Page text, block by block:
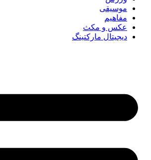
موسیقی
مفاهیم
عکس و مکث
دیجیتال مارکتینگ